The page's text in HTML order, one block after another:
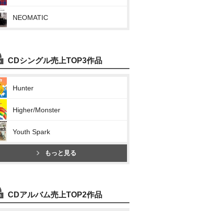
NEOMATIC
CDシングル売上TOP3作品
Hunter
Higher/Monster
Youth Spark
もっと見る
CDアルバム売上TOP2作品